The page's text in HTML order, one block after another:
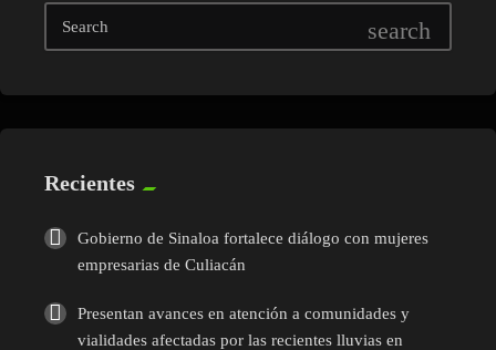
Search search
Recientes
Gobierno de Sinaloa fortalece diálogo con mujeres
empresarias de Culiacán
Presentan avances en atención a comunidades y
vialidades afectadas por las recientes lluvias en